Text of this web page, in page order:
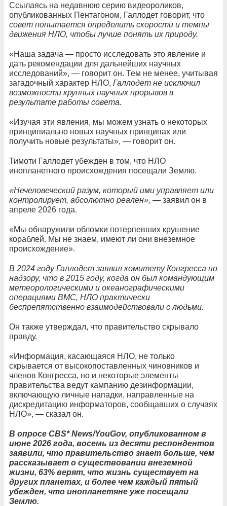
Ссылаясь на недавнюю серию видеороликов,
опубликованных Пентагоном, Галлодет говорит, что
совет попытается определить скорости и темпы
движения НЛО, чтобы лучше понять их природу.
«Наша задача — просто исследовать это явление и
дать рекомендации для дальнейших научных
исследований», — говорит он. Тем не менее, учитывая
загадочный характер НЛО, Галлодет не исключил
возможности крупных научных прорывов в
результате работы совета.
«Изучая эти явления, мы можем узнать о некоторых
принципиально новых научных принципах или
получить новые результаты», — говорит он.
Тимоти Галлодет убежден в том, что НЛО
инопланетного происхождения посещали Землю.
«Нечеловеческий разум, который ими управляет или
контролирует, абсолютно реален», — заявил он в
апреле 2026 года.
«Мы обнаружили обломки потерпевших крушение
кораблей. Мы не знаем, имеют ли они внеземное
происхождение».
В 2024 году Галлодет заявил комитету Конгресса по
надзору, что в 2015 году, когда он был командующим
метеорологическими и океанографическими
операциями ВМС, НЛО практически
беспрепятственно взаимодействовали с людьми.
Он также утверждал, что правительство скрывало
правду.
«Информация, касающаяся НЛО, не только
скрывается от высокопоставленных чиновников и
членов Конгресса, но и некоторые элементы
правительства ведут кампанию дезинформации,
включающую личные нападки, направленные на
дискредитацию информаторов, сообщавших о случаях
НЛО», — сказал он.
В опросе CBS* News/YouGov, опубликованном в
июне 2026 года, восемь из десяти респондентов
заявили, что правительство знает больше, чем
рассказывает о существовании внеземной
жизни, 63% верят, что жизнь существует на
других планетах, и более чем каждый пятый
убежден, что инопланетяне уже посещали
Землю.